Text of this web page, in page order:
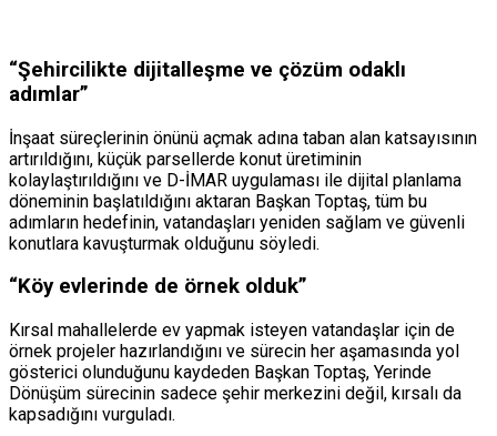
“Şehircilikte dijitalleşme ve çözüm odaklı
adımlar”
İnşaat süreçlerinin önünü açmak adına taban alan katsayısının
artırıldığını, küçük parsellerde konut üretiminin
kolaylaştırıldığını ve D-İMAR uygulaması ile dijital planlama
döneminin başlatıldığını aktaran Başkan Toptaş, tüm bu
adımların hedefinin, vatandaşları yeniden sağlam ve güvenli
konutlara kavuşturmak olduğunu söyledi.
“Köy evlerinde de örnek olduk”
Kırsal mahallelerde ev yapmak isteyen vatandaşlar için de
örnek projeler hazırlandığını ve sürecin her aşamasında yol
gösterici olunduğunu kaydeden Başkan Toptaş, Yerinde
Dönüşüm sürecinin sadece şehir merkezini değil, kırsalı da
kapsadığını vurguladı.